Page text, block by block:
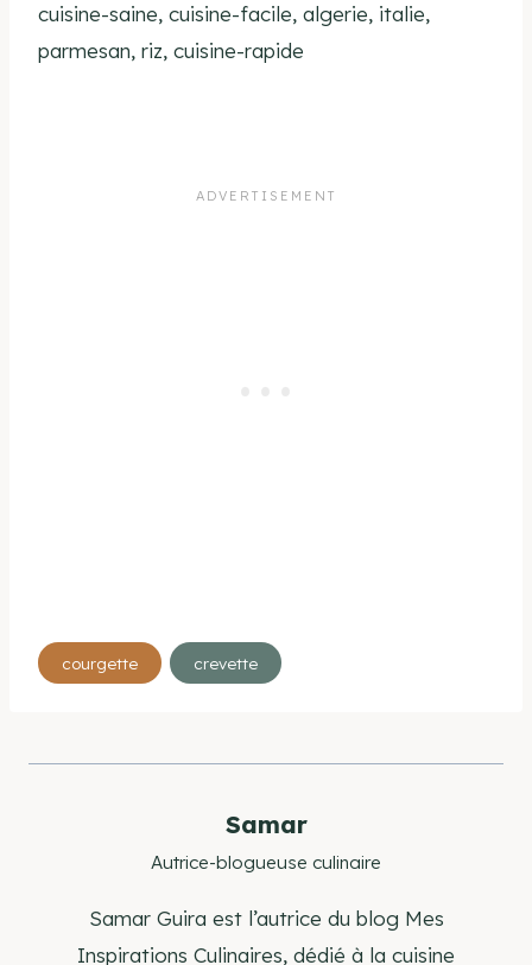
cuisine-saine, cuisine-facile, algerie, italie,
parmesan, riz, cuisine-rapide
Étiquettes
de
publication :
courgette crevette
Samar
Autrice-blogueuse culinaire
Samar Guira est l’autrice du blog Mes
Inspirations Culinaires, dédié à la cuisine